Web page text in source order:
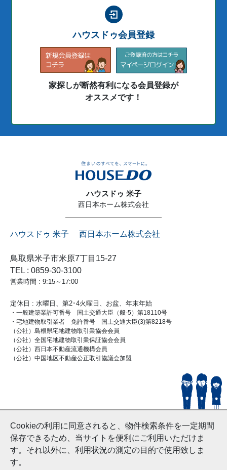
Cookieの利用に同意されると、物件検索条件を一定期間
保存できるため、当サイトを便利にご利用いただけま
す。それ以外に、利用状況の測定の目的で使用致しま
す。
ハウスドゥ会員登録
家探しが断然有利になる会員登録が
オススメです！
ハウスドゥ 米子
西日本ホーム株式会社
ハウスドゥ 米子 西日本ホーム株式会社
鳥取県米子市米原7丁目15-27
TEL : 0859-30-3100
営業時間 : 9:15～17:00
定休日 : 水曜日、第2･4火曜日、お盆、年末年始
・一般建築業許可番号 国土交通大臣（般-5）第18110号
・宅地建物取引業者 免許番号 国土交通大臣(3)第8218号
（公社）島根県宅地建物取引業協会会員
（公社）全国宅地建物取引業保証協会会員
（公社）西日本不動産流通機構会員
（公社）中国地区不動産公正取引協議会加盟
© HouseDoYonago
and Nishinihon Home Co.ltd All Rights Reserved.